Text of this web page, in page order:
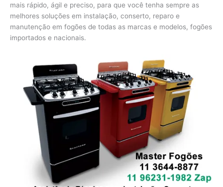
mais rápido, ágil e preciso, para que você tenha sempre as
melhores soluções em instalação, conserto, reparo e
manutenção em fogões de todas as marcas e modelos, fogões
importados e nacionais.